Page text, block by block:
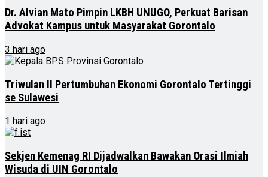
Dr. Alvian Mato Pimpin LKBH UNUGO, Perkuat Barisan
Advokat Kampus untuk Masyarakat Gorontalo
3 hari ago
Triwulan II Pertumbuhan Ekonomi Gorontalo Tertinggi
se Sulawesi
1 hari ago
Sekjen Kemenag RI Dijadwalkan Bawakan Orasi Ilmiah
Wisuda di UIN Gorontalo